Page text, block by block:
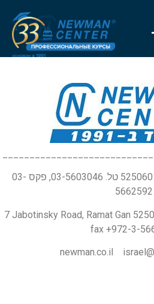
דרך ז'בוטינסקי 7 רמת גן 5250601 טל. 03-5603046, פקס 03-
5662592
7 Jabotinsky Road, Ramat Gan
fax +972-3-
newman.co.il